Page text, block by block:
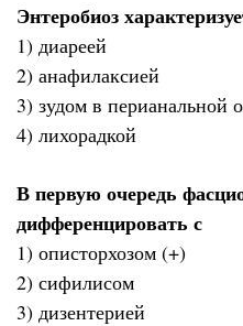
Энтеробиоз
1) диареей
2) анафилаксией
3) зудом в перианальной
4) лихорадкой
В первую очередь
дифференцировать с
1) описторхозом (+)
2) сифилисом
3) дизентерией